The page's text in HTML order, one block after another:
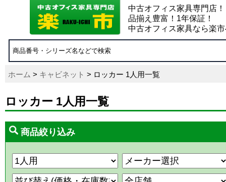
中古オフィス家具専門店！
品揃え豊富！1年保証！
中古オフィス家具なら楽
ホーム > キャビネット > ロッカー 1人用一覧
ロッカー 1人用一覧
商品絞り込み